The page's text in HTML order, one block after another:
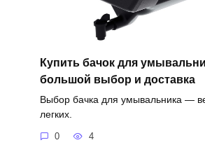
Купить бачок для
большой выбор и доставка
Выбор бачка для умывальника —
легких.
0 4